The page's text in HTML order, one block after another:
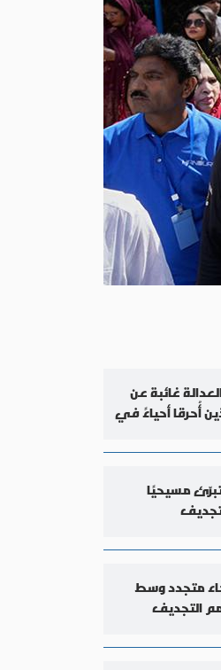
العدالة غائبة عن
أُحرقا أحياءً في
مسيحيًا
متجدد وسط
التجديف